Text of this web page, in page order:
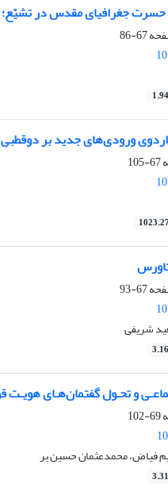
جغرافیای مقدس در تشیّع؛
67-86
اردوی ورودی‌های جدید بر
67-105
67-93
شریفی
و تحـول گفتمان‌هـای هویـت
69-102
فیاض، محمدعثمان حسین بر